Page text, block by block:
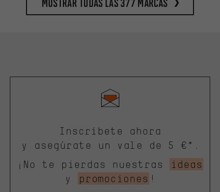
Inscríbete ahora
y asegúrate un vale de 5 €*.
¡No te pierdas nuestras
ideas
y
promociones !